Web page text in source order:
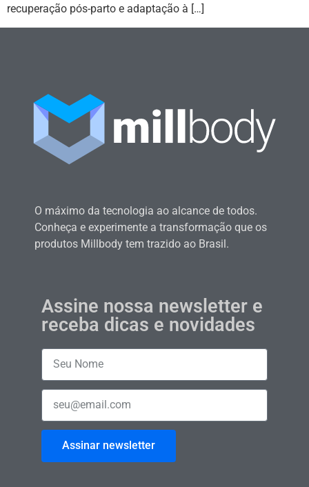
recuperação pós-parto e adaptação à […]
O máximo da tecnologia ao alcance de todos.
Conheça e experimente a transformação que os
produtos Millbody tem trazido ao Brasil.
Assine nossa newsletter e
receba dicas e novidades
Assinar newsletter